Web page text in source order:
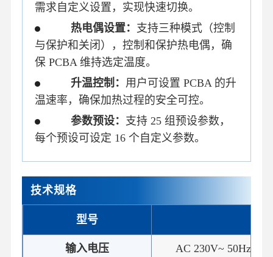
需求自定义设置，实现快速切换。
热电偶设置： 支持三种模式（控制
与保护和关闭），控制和保护热电偶，确
保 PCBA 维持选定温度。
升温控制： 用户可设置 PCBA 的升
温速率，确保加热过程的安全可控。
参数预设： 支持 25 组预设参数，
每个预设可设定 16 个自定义参数。
技术规格
型号
输入电压 AC 230V~ 50Hz/